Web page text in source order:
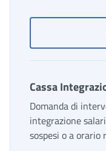
Cassa
Domanda di
integrazione
sospesi o a